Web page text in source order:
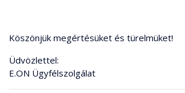
Köszönjük megértésüket és türelmüket!
Üdvözlettel:
E.ON Ügyfélszolgálat